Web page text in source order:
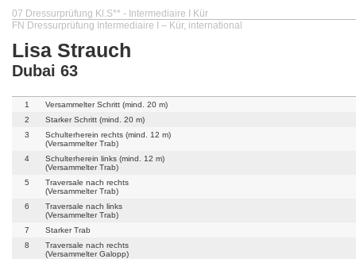
07 Dressurprüfung Kl.S** - Intermediaire I Kür
FN Dressurprüfung Intermediaire I – Kür, international
Lisa Strauch
Dubai 63
1
Versammelter Schritt (mind. 20 m)
2
Starker Schritt (mind. 20 m)
3
Schulterherein rechts (mind. 12 m)
(Versammelter Trab)
4
Schulterherein links (mind. 12 m)
(Versammelter Trab)
5
Traversale nach rechts
(Versammelter Trab)
6
Traversale nach links
(Versammelter Trab)
7
Starker Trab
8
Traversale nach rechts
(Versammelter Galopp)